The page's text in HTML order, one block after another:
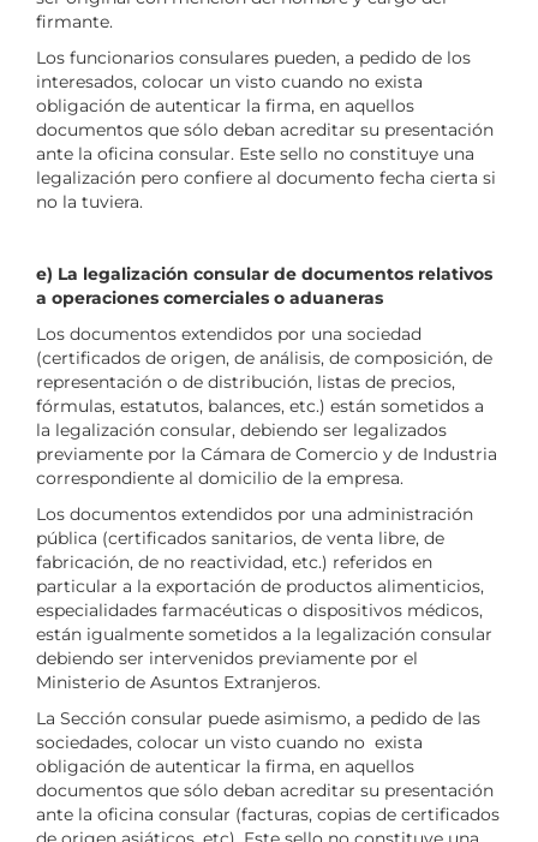
firmante.
Los funcionarios consulares pueden, a pedido de los
interesados, colocar un visto cuando no exista
obligación de autenticar la firma, en aquellos
documentos que sólo deban acreditar su presentación
ante la oficina consular. Este sello no constituye una
legalización pero confiere al documento fecha cierta si
no la tuviera.
e) La legalización consular de documentos relativos
a operaciones comerciales o aduaneras
Los documentos extendidos por una sociedad
(certificados de origen, de análisis, de composición, de
representación o de distribución, listas de precios,
fórmulas, estatutos, balances, etc.) están sometidos a
la legalización consular, debiendo ser legalizados
previamente por la Cámara de Comercio y de Industria
correspondiente al domicilio de la empresa.
Los documentos extendidos por una administración
pública (certificados sanitarios, de venta libre, de
fabricación, de no reactividad, etc.) referidos en
particular a la exportación de productos alimenticios,
especialidades farmacéuticas o dispositivos médicos,
están igualmente sometidos a la legalización consular
debiendo ser intervenidos previamente por el
Ministerio de Asuntos Extranjeros.
La Sección consular puede asimismo, a pedido de las
sociedades, colocar un visto cuando no exista
obligación de autenticar la firma, en aquellos
documentos que sólo deban acreditar su presentación
ante la oficina consular (facturas, copias de certificados